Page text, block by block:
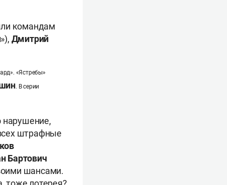
командам
Дмитрий
«Ястребы»
. В серии
нарушение,
штрафные
Бартович
шансами.